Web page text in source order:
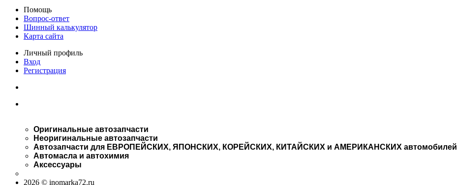
Помощь
Вопрос-ответ
Шинный калькулятор
Карта сайта
Личный профиль
Вход
Регистрация
Оригинальные автозапчасти
Неоригинальные автозапчасти
Автозапчасти для ЕВРОПЕЙСКИХ, ЯПОНСКИХ, КОРЕЙСКИХ, КИТАЙСКИХ и АМЕРИКАНСКИХ автомобилей
Автомасла и автохимия
Аксессуары
2026 © inomarka72.ru